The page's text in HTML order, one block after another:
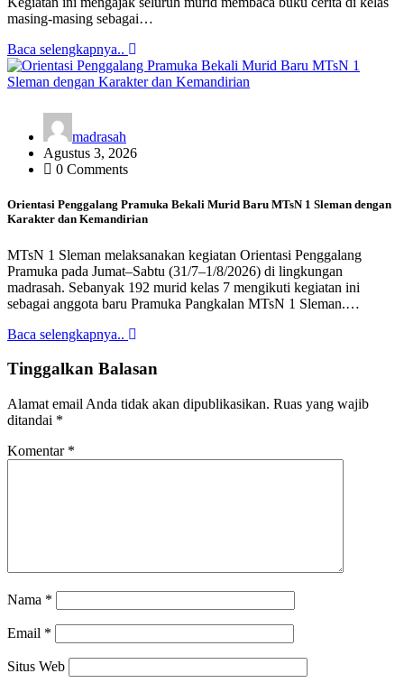
masing-masing sebagai…
Baca selengkapnya..
madrasah
Agustus 3, 2026
0 Comments
Orientasi Penggalang Pramuka Bekali Murid Baru MTsN 1 Sleman dengan
Karakter dan Kemandirian
MTsN 1 Sleman melaksanakan kegiatan Orientasi Penggalang
Pramuka pada Jumat–Sabtu (31/7–1/8/2026) di lingkungan
madrasah. Sebanyak 192 murid kelas 7 mengikuti kegiatan ini
sebagai anggota baru Pramuka Pangkalan MTsN 1 Sleman.…
Baca selengkapnya..
Tinggalkan Balasan
Alamat email Anda tidak akan dipublikasikan. Ruas yang wajib
ditandai *
Komentar *
Nama *
Email *
Situs Web